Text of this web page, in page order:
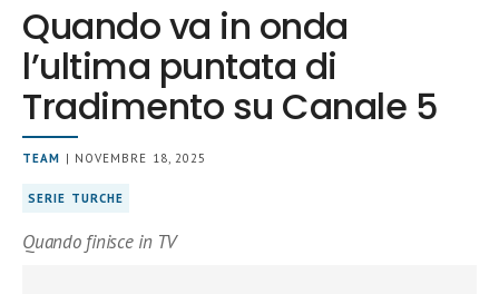
Quando va in onda
l’ultima puntata di
Tradimento su Canale 5
TEAM | NOVEMBRE 18, 2025
SERIE TURCHE
Quando finisce in TV